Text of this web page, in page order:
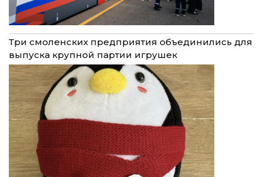
Три смоленских предприятия объединились для
выпуска крупной партии игрушек